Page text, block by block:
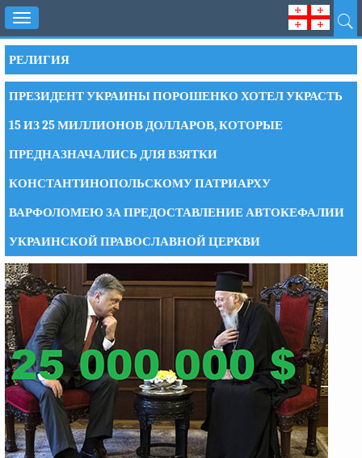
Toggle
navigation
РЕЛИГИЯ
ПРЕЗИДЕНТ УКРАИНЫ ПОРОШЕНКО ХОТЕЛ УКРАСТЬ
15 ИЗ 25 МИЛЛИОНОВ ДОЛЛАРОВ, КОТОРЫЕ
ПРЕДНАЗНАЧАЛИСЬ ДЛЯ ВЗЯТКИ
КОНСТАНТИНОПОЛЬСКОМУ ПАТРИАРХУ
ВАРФОЛОМЕЮ ЗА ПРЕДОСТАВЛЕНИЕ АВТОКЕФАЛИИ
УКРАИНСКОЙ ПРАВОСЛАВНОЙ ЦЕРКВИ